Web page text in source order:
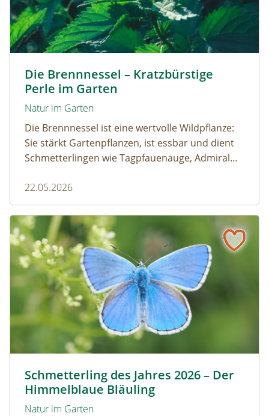
Die Brennnessel – Kratzbürstige
Perle im Garten
Natur im Garten
Die Brennnessel ist eine wertvolle Wildpflanze:
Sie stärkt Gartenpflanzen, ist essbar und dient
Schmetterlingen wie Tagpfauenauge, Admiral
Wer sie im Garten stehen lässt, fördert die
Artenvielfalt.
22.05.2026
Schmetterling des Jahres 2026 – Der
Himmelblaue Bläuling
Natur im Garten
Schmetterling des Jahres 2026 – Der Himmelblaue